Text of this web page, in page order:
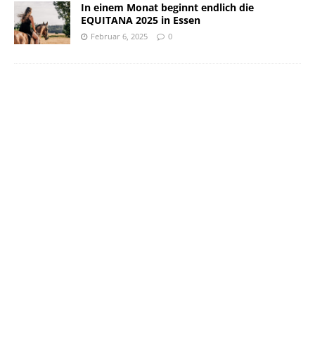
In einem Monat beginnt endlich die
EQUITANA 2025 in Essen
Februar 6, 2025 0